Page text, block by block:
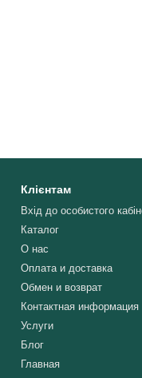
Клієнтам
Вхід до особистого
Каталог
О нас
Оплата и доставка
Обмен и возврат
Контактная информация
Услуги
Блог
Главная